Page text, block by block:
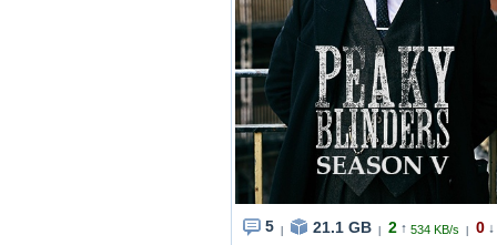
5 21.1 GB 2 ↑ 534 KB/s 0 ↓